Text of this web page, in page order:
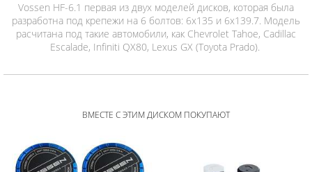
Vossen HF-6.1 первая из двух моделей дисков, которая была
разработна под крепежи на 6 болтов: 6x135 и 6x139.7. Модель
расчитана под такие автомобили, как Chevrolet Tahoe, Cadillac
Escalade, Infiniti QX80, Lexus GX (Toyota Prado).
ВМЕСТЕ С ЭТИМ ДИСКОМ ПОКУПАЮТ